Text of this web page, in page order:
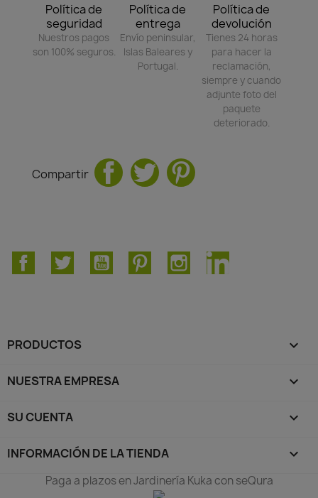
Política de
seguridad
Nuestros pagos
son 100% seguros.
Política de
entrega
Envío peninsular,
Islas Baleares y
Portugal.
Política de
devolución
Tienes 24 horas
para hacer la
reclamación,
siempre y cuando
adjunte foto del
paquete
deteriorado.
Compartir
FacebookTwitter YouTube PinterestInstagramLinkedIn
PRODUCTOS 
NUESTRA EMPRESA 
SU CUENTA 
INFORMACIÓN DE LA TIENDA keyboard_arrow_down
Paga a plazos en Jardinería Kuka con seQura